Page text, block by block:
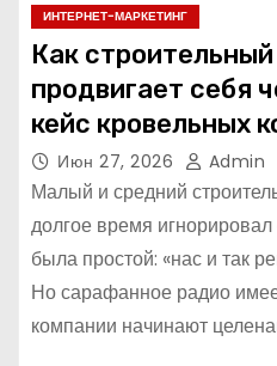
ИНТЕРНЕТ-МАРКЕТИНГ
Как
продвигает себя
кейс кровельных
Июн 27, 2026 Admin
Малый и средний
долгое время
была простой: «нас и так
Но сарафанное радио
компании начинают